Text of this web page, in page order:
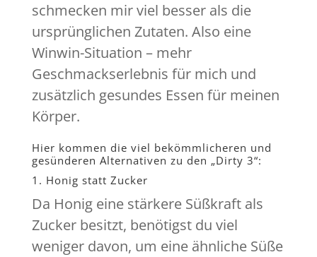
schmecken mir viel besser als die
ursprünglichen Zutaten. Also eine
Winwin-Situation – mehr
Geschmackserlebnis für mich und
zusätzlich gesundes Essen für meinen
Körper.
Hier kommen die viel bekömmlicheren und
gesünderen Alternativen zu den „Dirty 3“:
1. Honig statt Zucker
Da Honig eine stärkere Süßkraft als
Zucker besitzt, benötigst du viel
weniger davon, um eine ähnliche Süße